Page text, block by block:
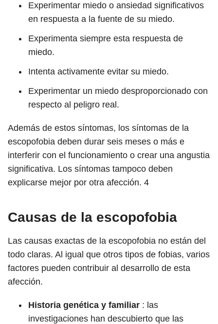
Experimentar miedo o ansiedad significativos
en respuesta a la fuente de su miedo.
Experimenta siempre esta respuesta de
miedo.
Intenta activamente evitar su miedo.
Experimentar un miedo desproporcionado con
respecto al peligro real.
Además de estos síntomas, los síntomas de la
escopofobia deben durar seis meses o más e
interferir con el funcionamiento o crear una angustia
significativa. Los síntomas tampoco deben
explicarse mejor por otra afección. 4
Causas de la escopofobia
Las causas exactas de la escopofobia no están del
todo claras. Al igual que otros tipos de fobias, varios
factores pueden contribuir al desarrollo de esta
afección.
Historia genética y familiar : las
investigaciones han descubierto que las